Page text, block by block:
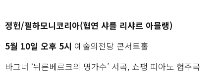
정헌/필하모니코리아(협연 샤를 리샤르 아믈랭)
5월 10일 오후 5시 예술의전당 콘서트홀
바그너 ‘뉘른베르크의 명가수’ 서곡, 쇼팽 피아노 협주곡